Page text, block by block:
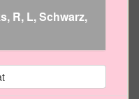
R, L, Schwarz,